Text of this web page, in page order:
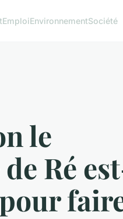
EmploiEnvironnementSociété
le
Ré